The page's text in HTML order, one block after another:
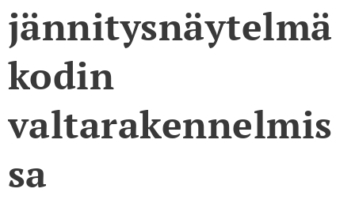
jännitysnäytelmä
kodin
valtarakennelmis
sa